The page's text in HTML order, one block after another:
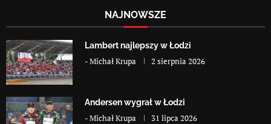
NAJNOWSZE
Lambert najlepszy w Łodzi
-Michał Krupa 2 sierpnia 2026
Andersen wygrał w Łodzi
-Michał Krupa 31 lipca 2026